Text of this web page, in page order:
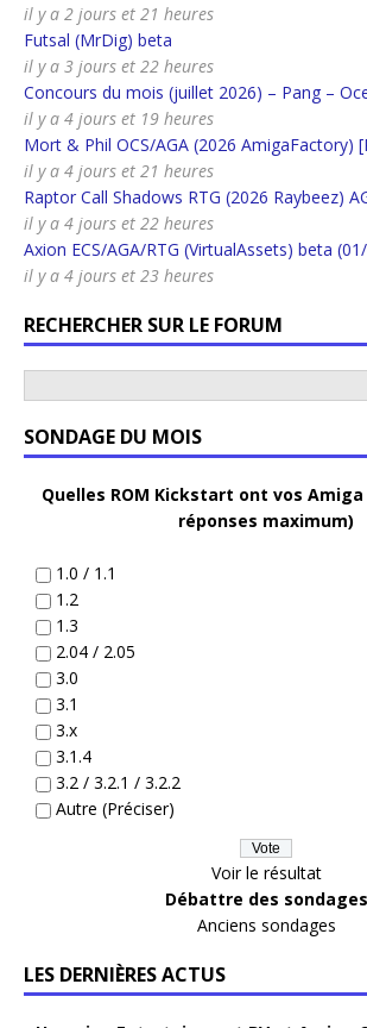
il y a 2 jours et 21 heures
Futsal (MrDig) beta
il y a 3 jours et 22 heures
Concours du mois (juillet 2026) – Pang –
il y a 4 jours et 19 heures
Mort & Phil OCS/AGA (2026 AmigaFactory)
il y a 4 jours et 21 heures
Raptor Call Shadows RTG (2026 Raybeez)
il y a 4 jours et 22 heures
Axion ECS/AGA/RTG (VirtualAssets) beta
il y a 4 jours et 23 heures
RECHERCHER SUR LE FORUM
SONDAGE DU MOIS
Quelles ROM Kickstart ont vos
réponses maximum)
1.0 / 1.1
1.2
1.3
2.04 / 2.05
3.0
3.1
3.x
3.1.4
3.2 / 3.2.1 / 3.2.2
Autre (Préciser)
Voir le résultat
Débattre des sondages
Anciens sondages
LES DERNIÈRES ACTUS